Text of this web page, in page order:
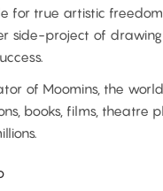
for true artistic
side-project of
of Moomins, the
books, films, theatre